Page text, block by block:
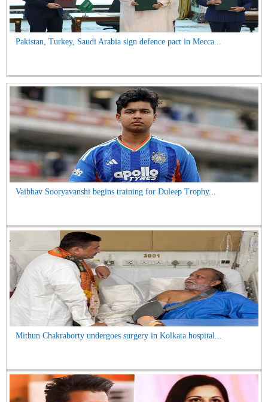
Pakistan, Turkey, Saudi Arabia sign defence pact in Mecca...
Vaibhav Sooryavanshi begins training for Duleep Trophy...
Mithun Chakraborty undergoes surgery in Kolkata hospital...